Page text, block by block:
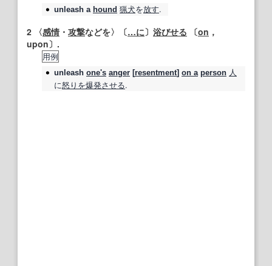
unleash a hound 猟犬を放す.
2 〈感情 ・ 攻撃などを〉〔…に〕 浴びせる 〔on ，
upon〕.
用例
unleash one's anger [resentment] on a person 人
に怒りを爆発させる.